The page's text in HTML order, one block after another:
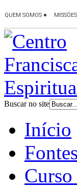
Buscar no site
Início
Fontes